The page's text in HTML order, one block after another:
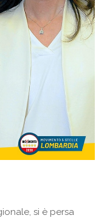
si è persa